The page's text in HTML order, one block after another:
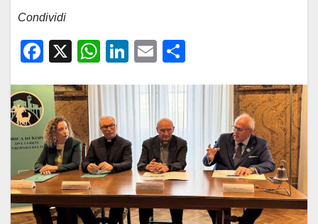
Condividi
F
c
e
b
o
o
k
X
W
at
s
A
p
p
Li
dI
n
E
ail n
vi
di